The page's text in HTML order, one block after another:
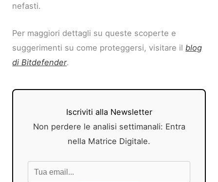
nefasti.
Per maggiori dettagli su queste scoperte e
suggerimenti su come proteggersi, visitare il blog
di Bitdefender.
Iscriviti alla Newsletter
Non perdere le analisi settimanali: Entra
nella Matrice Digitale.